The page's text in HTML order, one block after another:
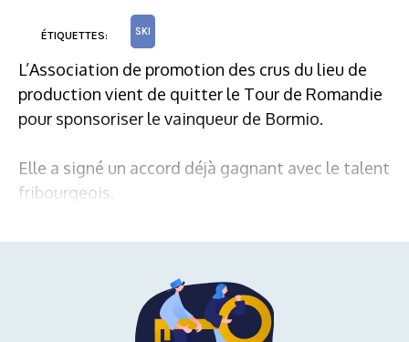
ÉTIQUETTES: SKI
L’Association de promotion des crus du lieu de
production vient de quitter le Tour de Romandie
pour sponsoriser le vainqueur de Bormio.
Elle a signé un accord déjà gagnant avec le talent
fribourgeois.